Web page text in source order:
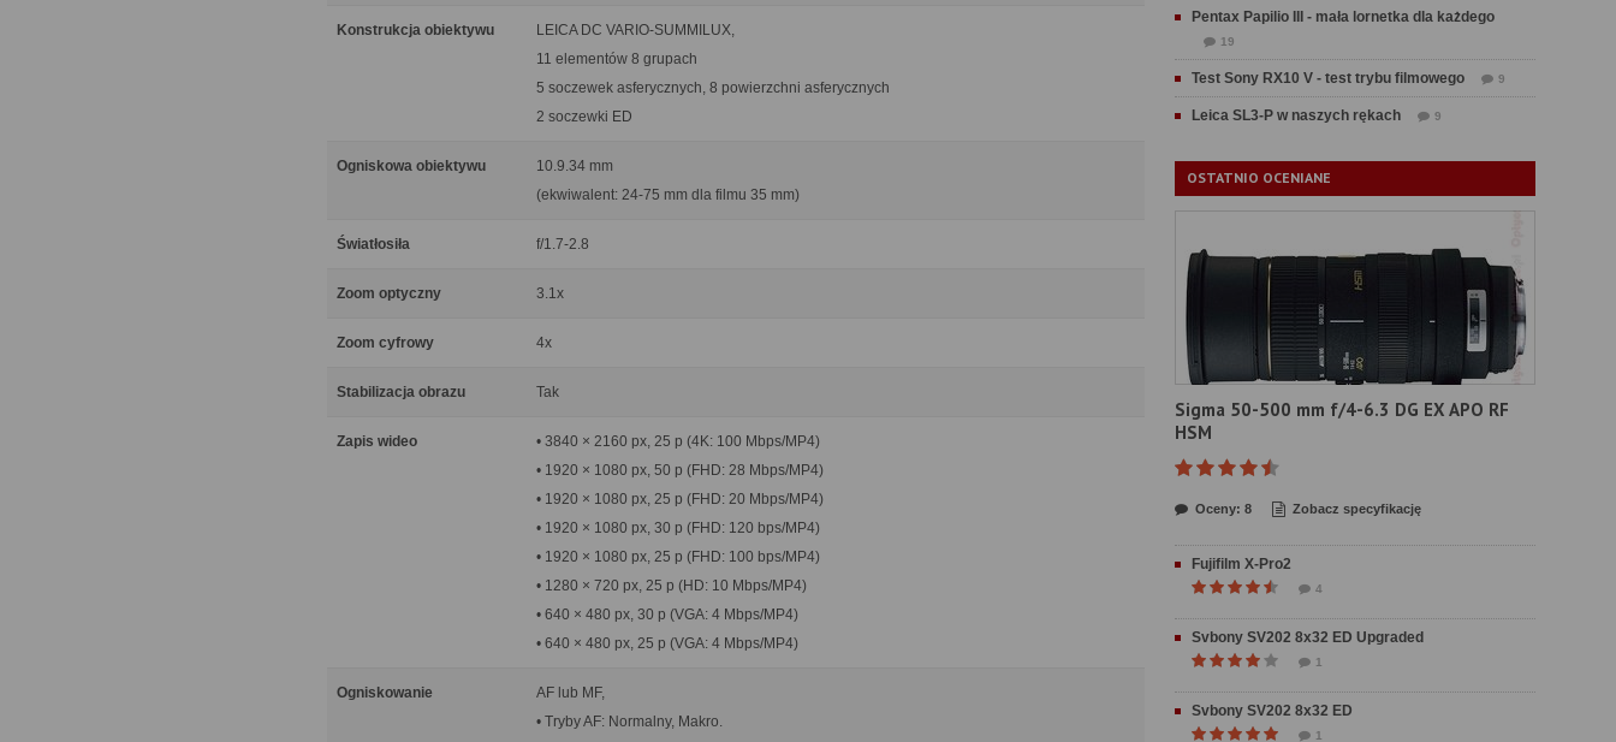
Konstrukcja obiektywu
LEICA DC VARIO-SUMMILUX,
11 elementów 8 grupach
5 soczewek asferycznych, 8 powierzchni asferycznych
2 soczewki ED
Ogniskowa obiektywu
10.9.34 mm
(ekwiwalent: 24-75 mm dla filmu 35 mm)
Światłosiła f/1.7-2.8
Zoom optyczny 3.1x
Zoom cyfrowy 4x
Stabilizacja obrazu Tak
Zapis wideo
• 3840 × 2160 px, 25 p (4K: 100 Mbps/MP4)
• 1920 × 1080 px, 50 p (FHD: 28 Mbps/MP4)
• 1920 × 1080 px, 25 p (FHD: 20 Mbps/MP4)
• 1920 × 1080 px, 30 p (FHD: 120 bps/MP4)
• 1920 × 1080 px, 25 p (FHD: 100 bps/MP4)
• 1280 × 720 px, 25 p (HD: 10 Mbps/MP4)
• 640 × 480 px, 30 p (VGA: 4 Mbps/MP4)
• 640 × 480 px, 25 p (VGA: 4 Mbps/MP4)
Ogniskowanie
AF lub MF,
• Tryby AF: Normalny, Makro.
Pentax Papilio III - mała lornetka dla każdego
19
Test Sony RX10 V - test trybu filmowego 9
Leica SL3-P w naszych rękach 9
OSTATNIO OCENIANE
Sigma 50-500 mm f/4-6.3 DG EX APO RF
HSM
Oceny: 8 Zobacz specyfikację
Fujifilm X-Pro2
4
Svbony SV202 8x32 ED Upgraded
1
Svbony SV202 8x32 ED
1